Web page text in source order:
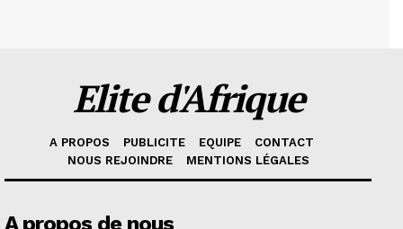
Elite d'Afrique
A PROPOS PUBLICITE EQUIPE
CONTACT
NOUS REJOINDRE
MENTIONS LÉGALES
A propos de nous